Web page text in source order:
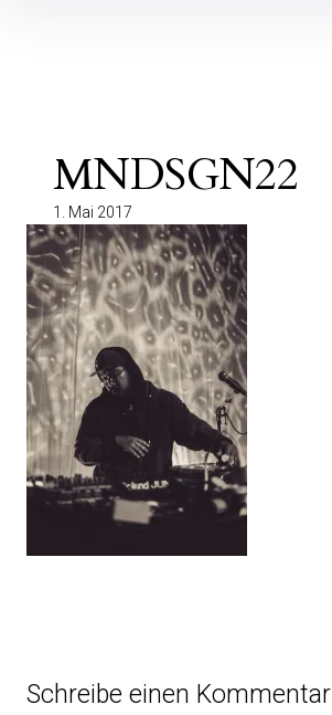
MNDSGN22
1. Mai 2017
Schreibe einen Kommentar